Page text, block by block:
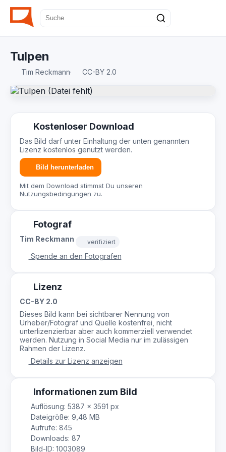
Tulpen
Tim Reckmann· CC-BY 2.0
Kostenloser Download
Das Bild darf unter Einhaltung der unten genannten
Lizenz kostenlos genutzt werden.
Bild herunterladen
Mit dem Download stimmst Du unseren
Nutzungsbedingungen zu.
Fotograf
Tim Reckmann verifiziert
Spende an den Fotografen
Lizenz
CC-BY 2.0
Dieses Bild kann bei sichtbarer Nennung von
Urheber/Fotograf und Quelle kostenfrei, nicht
unterlizenzierbar aber auch kommerziell verwendet
werden. Nutzung in Social Media nur im zulässigen
Rahmen der Lizenz.
Details zur Lizenz anzeigen
Informationen zum Bild
Auflösung: 5387 × 3591 px
Dateigröße: 9,48 MB
Aufrufe: 845
Downloads: 87
Bild-ID: 1003089